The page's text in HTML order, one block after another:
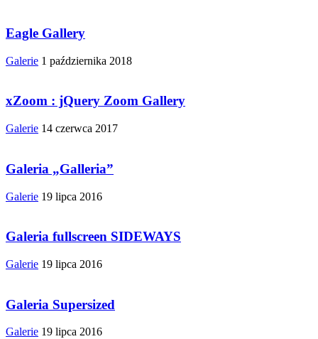
Eagle Gallery
Galerie 1 października 2018
xZoom : jQuery Zoom Gallery
Galerie 14 czerwca 2017
Galeria „Galleria”
Galerie 19 lipca 2016
Galeria fullscreen SIDEWAYS
Galerie 19 lipca 2016
Galeria Supersized
Galerie 19 lipca 2016